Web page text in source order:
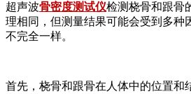
超声波骨密度测试仪检测桡骨和跟骨
理相同，但测量结果可能会受到多种
不完全一样。
首先，桡骨和跟骨在人体中的位置和